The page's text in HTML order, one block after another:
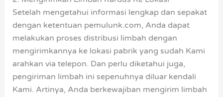
Setelah mengetahui informasi lengkap dan sepakat
dengan ketentuan pemulunk.com, Anda dapat
melakukan proses distribusi limbah dengan
mengirimkannya ke lokasi pabrik yang sudah Kami
arahkan via telepon. Dan perlu diketahui juga,
pengiriman limbah ini sepenuhnya diluar kendali
Kami. Artinya, Anda berkewajiban mengirim limbah